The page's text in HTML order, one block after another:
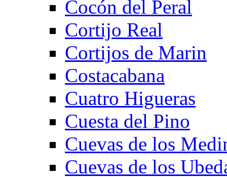
Cocón del Peral
Cortijo Real
Cortijos de Marin
Costacabana
Cuatro Higueras
Cuesta del Pino
Cuevas de los
Cuevas de los